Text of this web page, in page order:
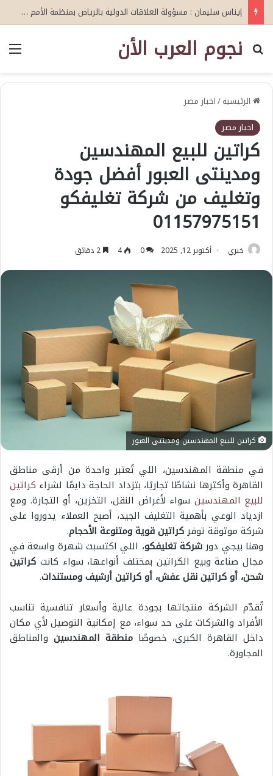
إيناس سليمان : مسؤولة العلاقات الدولية بالرياض بمنظمة الأمم المتحدة للتدريب والاعلام ال UN MTC
نجوم العرب الأن
بحث عن
الرئيسية/اخبار مصر
اخبار مصر
كراتين للبيع المهندسين
ومدينتى العبور أفضل جودة
وتغليف من شركة تغليفكو
01157975151
خيري أكتوبر 12, 2025 0
4
كراتين للبيع المهندسين ومدينتى العبور
في منطقة المهندسين، اللي تُعتبر واحدة من أرقى مناطق
القاهرة وأكثرها نشاطًا تجاريًا، بتزداد الحاجة دايمًا لشراء كراتين
للبيع المهندسين سواء لأغراض النقل، التخزين، أو التجارة. ومع
ازدياد الوعي بأهمية التغليف الجيد، أصبح العملاء يدوروا على
شركة موثوقة توفركراتين قوية ومتنوعة الأحجام.
وهنا بيجي دورشركة تغليفكو، اللي اكتسبت شهرة واسعة في
مجال صناعة وبيع الكراتين بمختلف أنواعها، سواء كانت كراتين
شحن، أو كراتين نقل عفش، أو كراتين أرشيف ومستندات.
تُقدّم الشركة منتجاتها بجودة عالية وأسعار تنافسية تناسب
الأفراد والشركات على حد سواء، مع إمكانية التوصيل لأي مكان
داخل القاهرة الكبرى، خصوصًا منطقة المهندسين والمناطق
المجاورة.